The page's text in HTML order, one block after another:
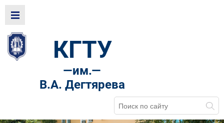
КГТУ
—им.—
В.А. Дегтярева